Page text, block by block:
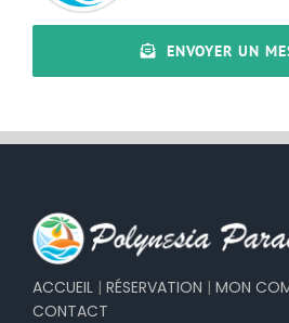
ENVOYER UN
ACCUEIL | RÉSERVATION | MON
CONTACT